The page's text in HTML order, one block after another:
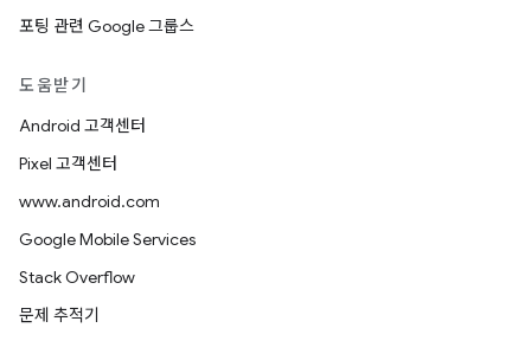
포팅 관련 Google 그룹스
도움받기
Android 고객센터
Pixel 고객센터
www.android.com
Google Mobile Services
Stack Overflow
문제 추적기